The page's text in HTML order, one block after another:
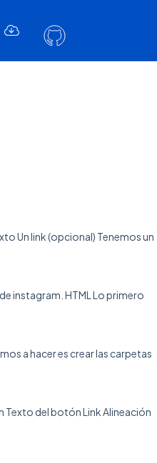
Un link (opcional) Tenemos un
instagram. HTML Lo primero
a hacer es crear las carpetas
Texto del botón Link Alineación